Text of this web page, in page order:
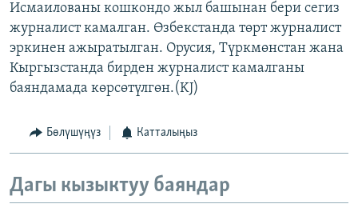
Исмаилованы кошкондо жыл башынан бери сегиз
журналист камалган. Өзбекстанда төрт журналист
эркинен ажыратылган. Орусия, Түркмөнстан жана
Кыргызстанда бирден журналист камалганы
баяндамада көрсөтүлгөн.(KJ)
Бөлүшүңүз Катталыңыз
Дагы кызыктуу баяндар